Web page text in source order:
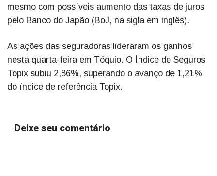
mesmo com possíveis aumento das taxas de juros
pelo Banco do Japão (BoJ, na sigla em inglês).
As ações das seguradoras lideraram os ganhos
nesta quarta-feira em Tóquio. O Índice de Seguros
Topix subiu 2,86%, superando o avanço de 1,21%
do índice de referência Topix.
Deixe seu comentário